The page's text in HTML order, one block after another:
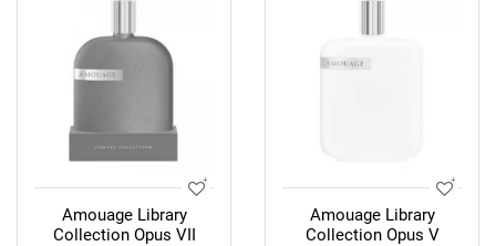
Amouage Library
Collection Opus VII
Amouage Library
Collection Opus V